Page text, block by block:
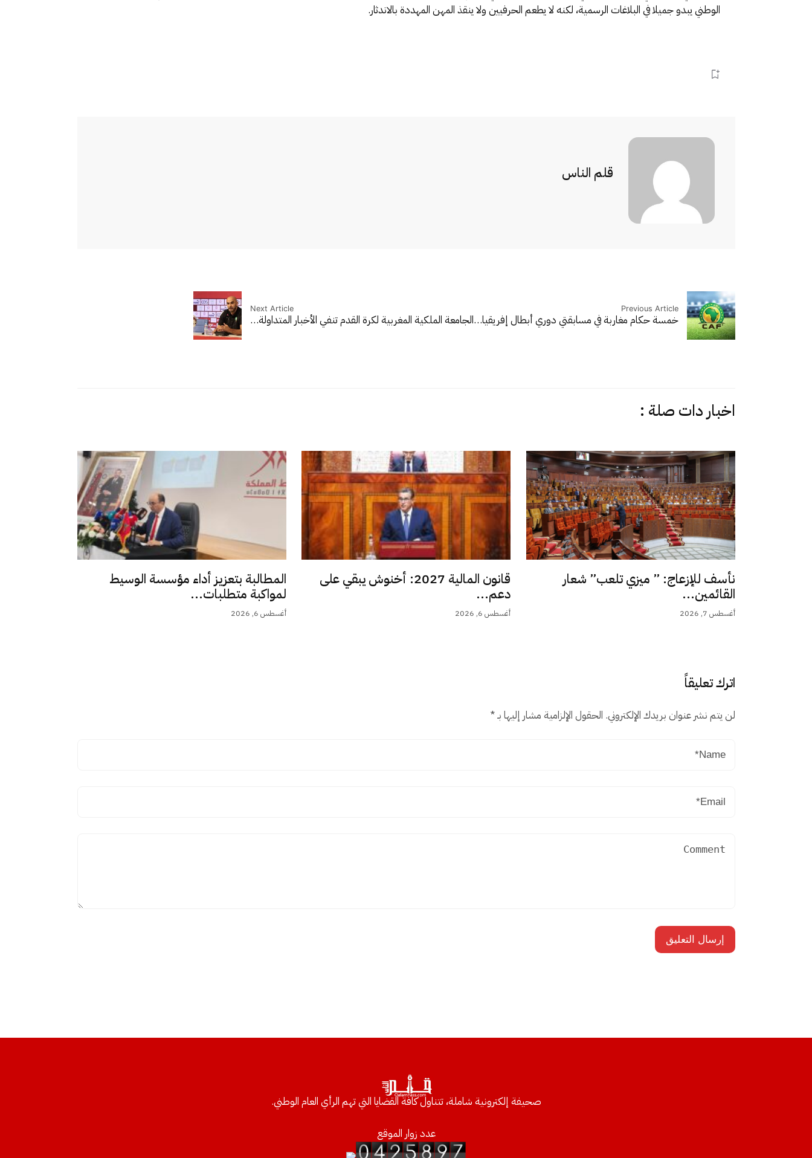
الوطني يبدو جميلا في البلاغات الرسمية، لكنه لا يطعم الحرفيين ولا ينقذ المهن المهددة بالاندثار.
قلم الناس
Previous Article
خمسة حكام مغاربة في مسابقتي دوري أبطال إفريقيا…
Next Article
الجامعة الملكية المغربية لكرة القدم تنفي الأخبار المتداولة…
اخبار دات صلة :
نأسف للإزعاج: ” ميزي تلعب” شعار
القائمين...
أغسطس 7, 2026
قانون المالية 2027: أخنوش يبقي على
دعم...
أغسطس 6, 2026
المطالبة بتعزيز أداء مؤسسة الوسيط
لمواكبة متطلبات...
أغسطس 6, 2026
اترك تعليقاً
لن يتم نشر عنوان بريدك الإلكتروني. الحقول الإلزامية مشار إليها بـ*
صحيفة إلكترونية شاملة، تتناول كافة القضايا التي تهم الرأي العام الوطني.
عدد زوار الموقع